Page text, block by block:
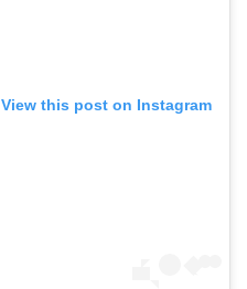
View this post on Instagram